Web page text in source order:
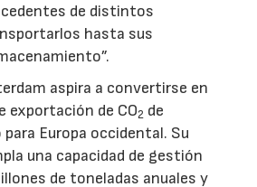
de distintos
hasta sus
aspira a convertirse en
exportación de CO2 de
Europa occidental. Su
una capacidad de gestión
de toneladas anuales y